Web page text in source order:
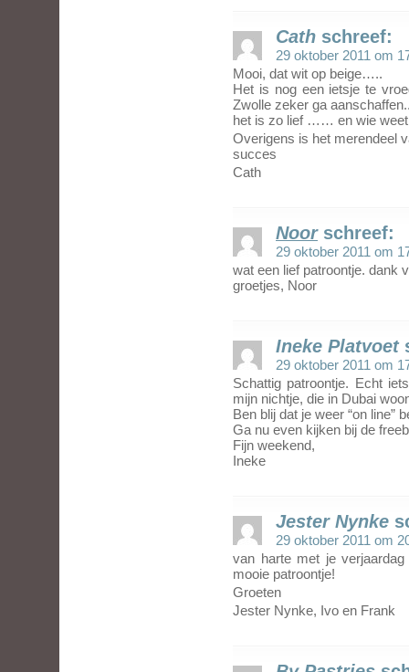
Cath schreef:
29 oktober 2011 om
Mooi, dat wit op beige…..
Het is nog een ietsje te
Zwolle zeker ga
het is zo lief …… en wie
Overigens is het merendeel
succes
Cath
Noor schreef:
29 oktober 2011 om
wat een lief patroontje. dank
groetjes, Noor
Ineke Platvoet
29 oktober 2011 om
Schattig patroontje. Echt
mijn nichtje, die in Dubai
Ben blij dat je weer “on line”
Ga nu even kijken bij de
Fijn weekend,
Ineke
Jester Nynke
29 oktober 2011 om
van harte met je
mooie patroontje!
Groeten
Jester Nynke, Ivo en Frank